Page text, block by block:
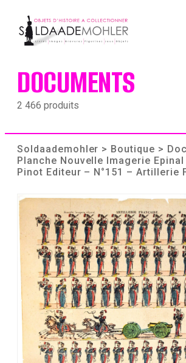
content
DOCUMENTS
2 466 produits
Soldaademohler > Boutique >
Planche Nouvelle Imagerie
Pinot Editeur – N°151 – Artillerie